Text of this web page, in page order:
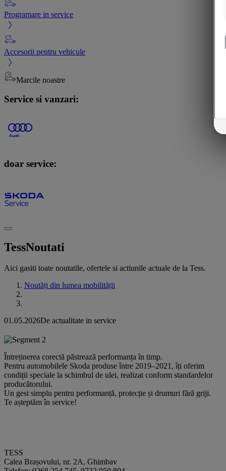
Programare in service
Accesorii pentru vehicule
Marcile noastre
Service si vanzari:
doar service:
TessNoutati
Aici gasiti toate noutatile, ofertele si actiunile actuale de la Tess.
Noutăți din lumea mobilității
01.05.2026De actualitate in service
Întreținerea corectă păstrează performanța în timp.
Pentru automobilele Skoda produse între 2019–2021, îți oferim
condiții speciale la schimbul de ulei, realizat conform standardelor
producătorului.
Un gest simplu pentru performanță, protecție și drumuri fără griji.
Te așteptăm în service!
TESS
Calea Brașovului, nr. 2A, Ghimbav